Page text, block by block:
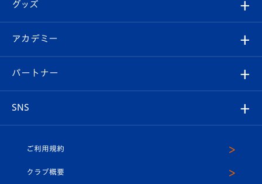
チケット
イベント
メディア
ホームタウン
スタッフプロフィール
マスコット紹介
Revive Team
ヴィヴィくんの長崎おもてなしガイド
フォトギャラリー
スタジアムグルメ
V-LOVERS（ファンクラブ）
プレイヤーズスイート
グッズ
オンラインショップ
店舗情報
アカデミー
育成からのお知らせ
U-18
パートナー
SNS
ヴィヴィくんインスタグラム
ご利用規約
クラブ概要